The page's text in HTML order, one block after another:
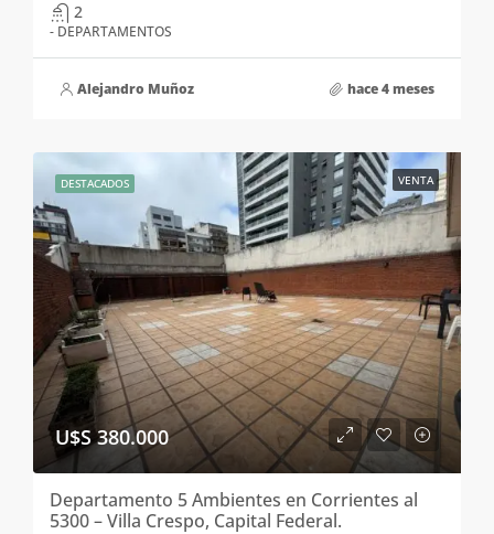
2
- DEPARTAMENTOS
Alejandro Muñoz hace 4 meses
DESTACADOS VENTA
U$S 380.000
Departamento 5 Ambientes en Corrientes al
5300 – Villa Crespo, Capital Federal.